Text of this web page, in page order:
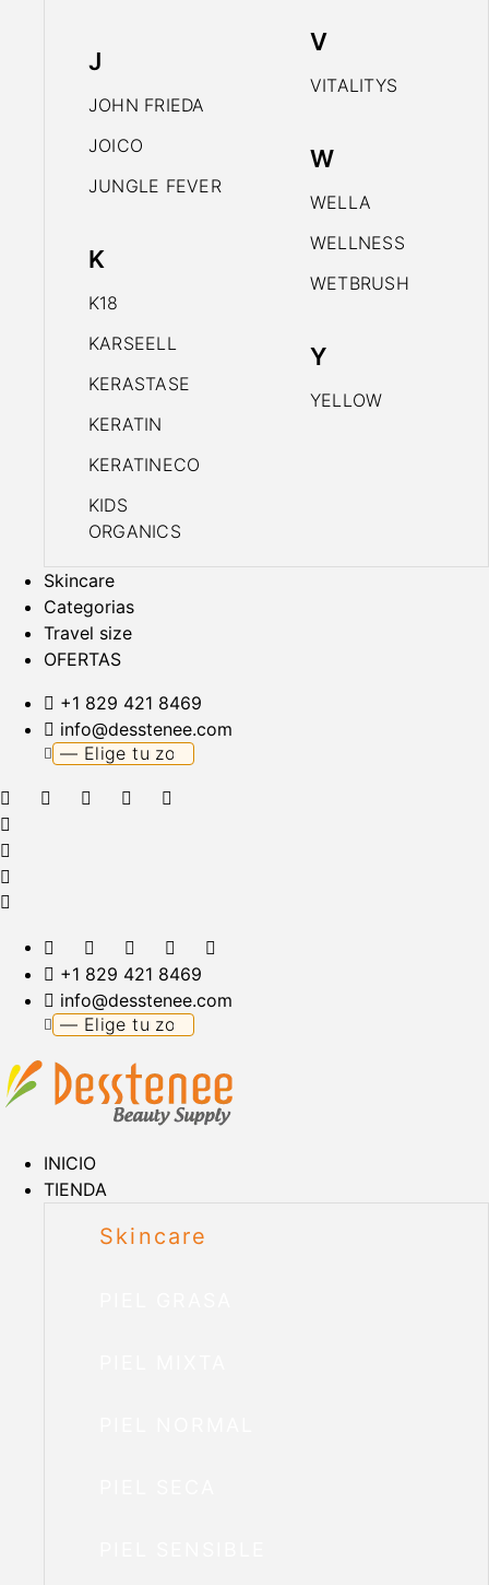
J
JOHN FRIEDA
JOICO
JUNGLE FEVER
K
K18
KARSEELL
KERASTASE
KERATIN
KERATINECO
KIDS
ORGANICS
V
VITALITYS
W
WELLA
WELLNESS
WETBRUSH
Y
YELLOW
Skincare
Categorias
Travel size
OFERTAS
+1 829 421 8469
info@desstenee.com
+1 829 421 8469
info@desstenee.com
INICIO
TIENDA
Skincare